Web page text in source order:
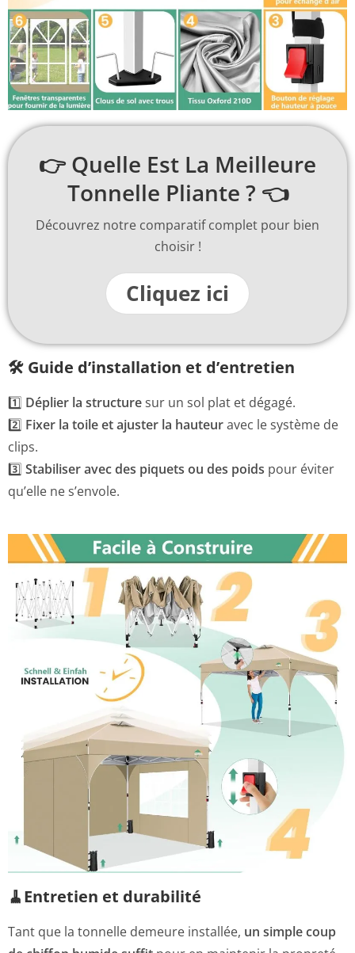
👉 Quelle Est La Meilleure
Tonnelle Pliante ? 👈
Découvrez notre comparatif complet pour bien
choisir !
Cliquez ici
🛠 Guide d’installation et d’entretien
1️⃣ Déplier la structuresur un sol plat et dégagé.
2️⃣ Fixer la toile et ajuster la hauteuravec le système de
clips.
3️⃣ Stabiliser avec des piquets ou des poids pour éviter
qu’elle ne s’envole.
🧹Entretien et durabilité
Tant que la tonnelle demeure installée, un simple coup